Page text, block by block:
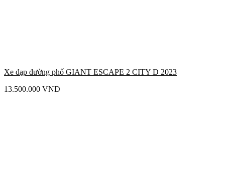
Xe đạp đường phố GIANT ESCAPE 2 CITY D 2023
13.500.000 VNĐ